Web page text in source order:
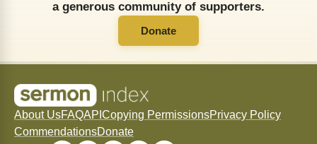
a generous community of supporters.
Donate
About UsFAQAPI Copying PermissionsPrivacy Policy
CommendationsDonate